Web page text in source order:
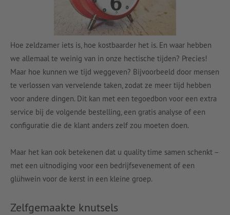
Hoe zeldzamer iets is, hoe kostbaarder het is. En waar hebben
we allemaal te weinig van in onze hectische tijden? Precies!
Maar hoe kunnen we tijd weggeven? Bijvoorbeeld door mensen
te verlossen van vervelende taken, zodat ze meer tijd hebben
voor andere dingen. Dit kan met een tegoedbon voor een extra
service bij de volgende bestelling, een gratis analyse of een
configuratie die de klant anders zelf zou moeten doen.
Maar het kan ook betekenen dat u quality time samen schenkt –
met een uitnodiging voor een bedrijfsevenement of een
glühwein voor de kerst in een kleine groep.
Zelfgemaakte knutsels